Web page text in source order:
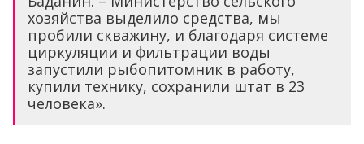
хозяйства выделило средства, мы
пробили скважину, и благодаря системе
циркуляции и фильтрации воды
запустили рыбопитомник в работу,
купили технику, сохранили штат в 23
человека».